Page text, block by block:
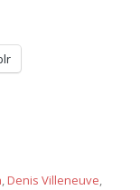
,Denis Villeneuve,